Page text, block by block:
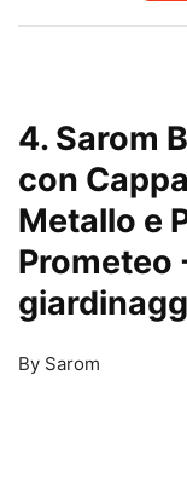
4. Sarom
con
Metallo e
Prometeo
By Sarom